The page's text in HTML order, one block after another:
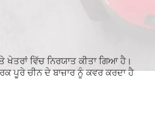
ਵਿੱਚ ਨਿਰਯਾਤ ਕੀਤਾ ਗਿਆ ਹੈ।
ਪੂਰੇ ਚੀਨ ਦੇ ਬਾਜ਼ਾਰ ਨੂੰ ਕਵਰ ਕਰਦਾ ਹੈ